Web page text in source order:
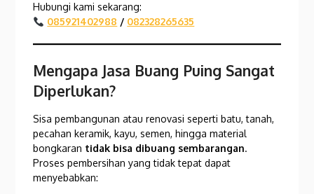
Hubungi kami sekarang:
085921402988 / 082328265635
Mengapa Jasa Buang Puing Sangat
Diperlukan?
Sisa pembangunan atau renovasi seperti batu, tanah,
pecahan keramik, kayu, semen, hingga material
bongkaran tidak bisa dibuang sembarangan.
Proses pembersihan yang tidak tepat dapat
menyebabkan: